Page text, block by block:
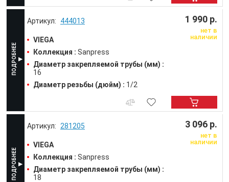
444013
VIEGA
Коллекция : Sanpress
Диаметр закрепляемой трубы (мм) :
16
Диаметр резьбы (дюйм) : 1/2
1 990 р.
нет в
наличии
281205
VIEGA
Коллекция : Sanpress
Диаметр закрепляемой трубы (мм) :
18
3 096 р.
нет в
наличии